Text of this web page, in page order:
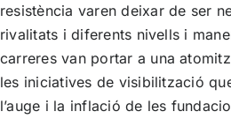
resistència varen deixar de ser
rivalitats i diferents nivells i
carreres van portar a una
les iniciatives de visibilització
l’auge i la inflació de les